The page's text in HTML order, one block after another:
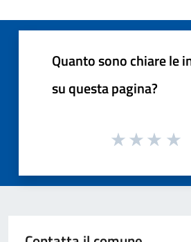
Quanto sono chiare le
su questa pagina?